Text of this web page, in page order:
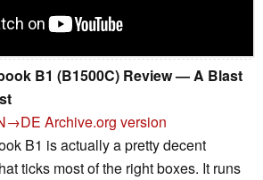
B1 (B1500C) Review — A Blast
Archive.org version
B1 is actually a pretty decent
ticks most of the right boxes. It runs